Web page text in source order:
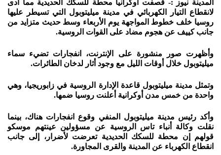
المدينة نيوز :- قصفت أوكرانيا محطة للسكك الحديدية مما أدى
لانقطاع التيار الكهربائي في مدينة ميليتوبول التي تسيطر عليها
روسيا خلف خطوط المواجهة يوم الأربعاء وسط حديث متزايد من
جانب كييف عن هجوم مضاد على القوات الروسية.
وأظهرت صور منشورة على الإنترنت، انفجارات تضيء سماء
ميليتوبول خلال أوقات الليل مع وجود أثار لدخان الطائرات.
وتمثل مدينة ميليتوبول قاعدة الإدارة الروسية في زابوريجيا، وهي
واحدة من خمس مدن أوكرانية أعلنت روسيا ضمها.
وأكد رئيس مدينة ميليتوبول المنفي وقوع انفجارات هناك، بينما
نقلت وكالة أنباء تاس الروسية عن مسؤولين عينتهم موسكو
قولهم إن محطة للسكك الحديدية تعرضت لأضرار، إلى جانب
انقطاع الكهرباء عن المدينة والقرى المجاورة.